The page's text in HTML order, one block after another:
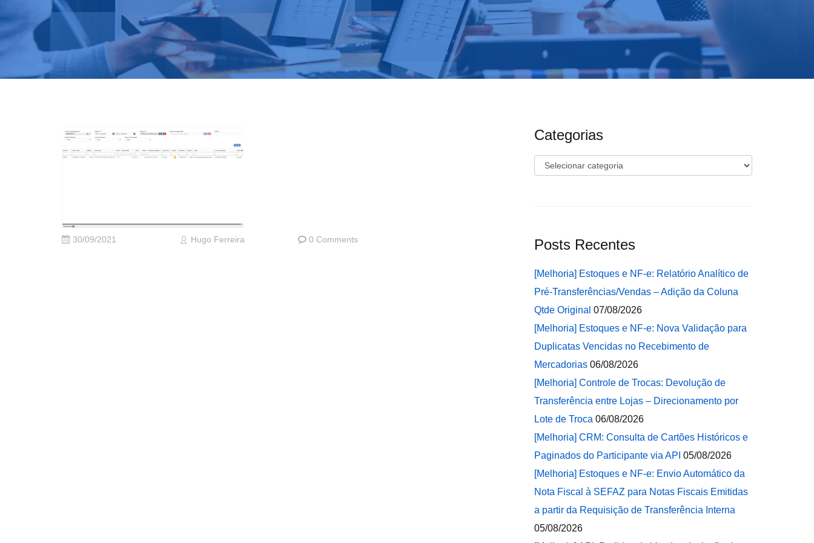
30/09/2021 Hugo Ferreira 0 Comments
Categorias
Categorias
Posts Recentes
[Melhoria] Estoques e NF-e: Relatório Analítico de
Pré-Transferências/Vendas – Adição da Coluna
Qtde Original 07/08/2026
[Melhoria] Estoques e NF-e: Nova Validação para
Duplicatas Vencidas no Recebimento de
Mercadorias 06/08/2026
[Melhoria] Controle de Trocas: Devolução de
Transferência entre Lojas – Direcionamento por
Lote de Troca 06/08/2026
[Melhoria] CRM: Consulta de Cartões Históricos e
Paginados do Participante via API 05/08/2026
[Melhoria] Estoques e NF-e: Envio Automático da
Nota Fiscal à SEFAZ para Notas Fiscais Emitidas
a partir da Requisição de Transferência Interna
05/08/2026